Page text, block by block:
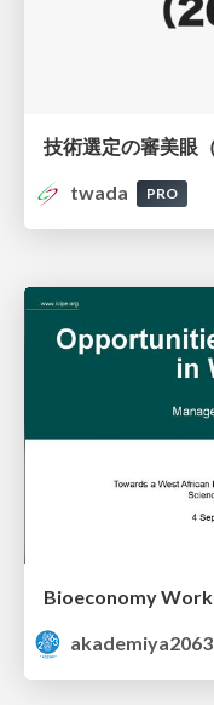
twada
PRO
akademiya2063